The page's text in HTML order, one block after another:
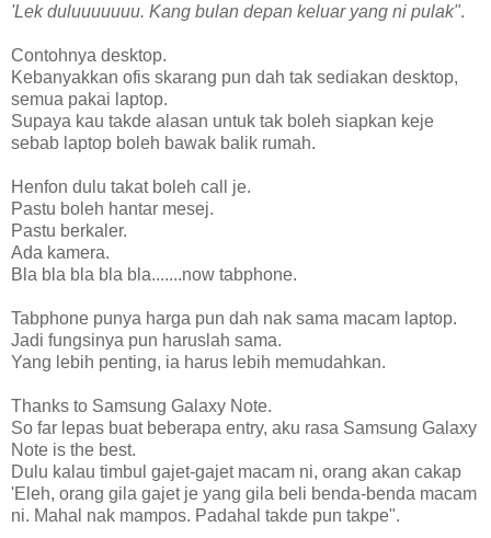
'Lek duluuuuuuu. Kang bulan depan keluar yang ni pulak".
Contohnya desktop.
Kebanyakkan ofis skarang pun dah tak sediakan desktop,
semua pakai laptop.
Supaya kau takde alasan untuk tak boleh siapkan keje
sebab laptop boleh bawak balik rumah.
Henfon dulu takat boleh call je.
Pastu boleh hantar mesej.
Pastu berkaler.
Ada kamera.
Bla bla bla bla bla.......now tabphone.
Tabphone punya harga pun dah nak sama macam laptop.
Jadi fungsinya pun haruslah sama.
Yang lebih penting, ia harus lebih memudahkan.
Thanks to Samsung Galaxy Note.
So far lepas buat beberapa entry, aku rasa Samsung Galaxy
Note is the best.
Dulu kalau timbul gajet-gajet macam ni, orang akan cakap
'Eleh, orang gila gajet je yang gila beli benda-benda macam
ni. Mahal nak mampos. Padahal takde pun takpe".